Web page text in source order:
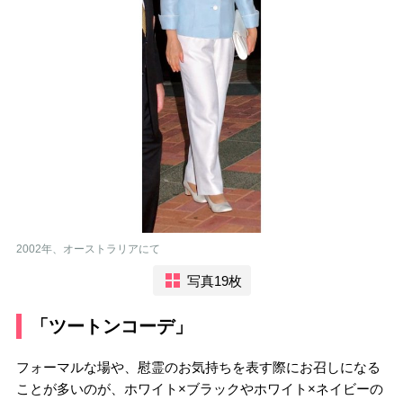
2002年、オーストラリアにて
写真19枚
「ツートンコーデ」
フォーマルな場や、慰霊のお気持ちを表す際にお召しになる
ことが多いのが、ホワイト×ブラックやホワイト×ネイビーの